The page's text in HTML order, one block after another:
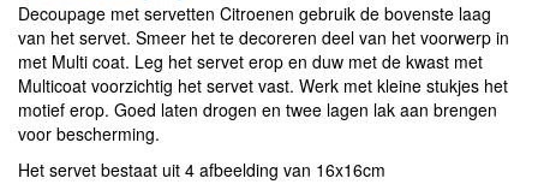
Decoupage met servetten Citroenen gebruik de bovenste laag
van het servet. Smeer het te decoreren deel van het voorwerp in
met Multi coat. Leg het servet erop en duw met de kwast met
Multicoat voorzichtig het servet vast. Werk met kleine stukjes het
motief erop. Goed laten drogen en twee lagen lak aan brengen
voor bescherming.
Het servet bestaat uit 4 afbeelding van 16x16cm